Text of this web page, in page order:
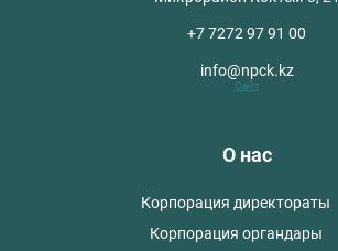
+7 7272 97 91 00
info@npck.kz
Сайт
О нас
Корпорация директораты
Корпорация органдары